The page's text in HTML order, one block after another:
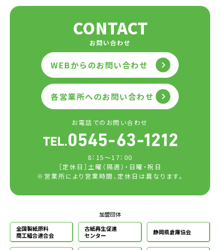
CONTACT
お問い合わせ
WEBからのお問い合わせ
各営業所へのお問い合わせ
お電話でのお問い合わせ
8：15～17：00
［定休日］土曜（隔週）・日曜・祝日
※営業所により営業時間、定休日は異なります。
加盟団体
全国製紙原料
商工組合連合会
古紙再生促進
センター
静岡県倉庫協会